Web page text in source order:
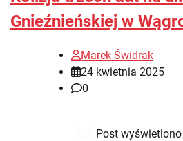
Gnieźnieńskiej w
Marek Świdrak
24 kwietnia 2025
0
Post